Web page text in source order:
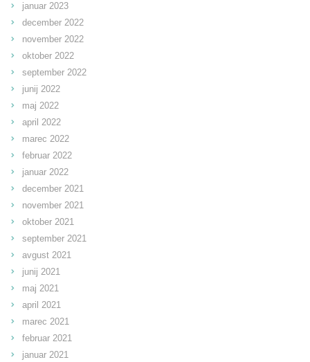
januar 2023
december 2022
november 2022
oktober 2022
september 2022
junij 2022
maj 2022
april 2022
marec 2022
februar 2022
januar 2022
december 2021
november 2021
oktober 2021
september 2021
avgust 2021
junij 2021
maj 2021
april 2021
marec 2021
februar 2021
januar 2021